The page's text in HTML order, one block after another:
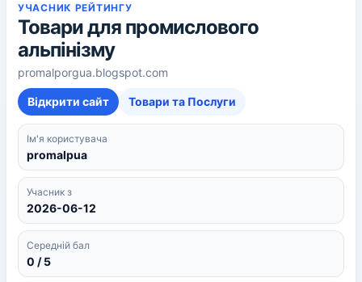
УЧАСНИК РЕЙТИНГУ
Товари для промислового
альпінізму
promalporgua.blogspot.com
Відкрити сайт Товари та Послуги
Ім'я користувача
promalpua
Учасник з
2026-06-12
Середній бал
0 / 5